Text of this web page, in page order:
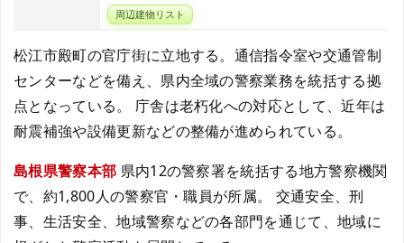
周辺建物リスト
松江市殿町の官庁街に立地する。通信指令室や交通管制
センターなどを備え、県内全域の警察業務を統括する拠
点となっている。 庁舎は老朽化への対応として、近年は
耐震補強や設備更新などの整備が進められている。
島根県警察本部 県内12の警察署を統括する地方警察機関
で、約1,800人の警察官・職員が所属。 交通安全、刑
事、生活安全、地域警察などの各部門を通じて、地域に